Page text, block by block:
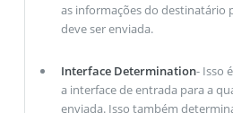
as informações do destinatário
deve ser enviada.
Interface Determination- Isso
a interface de entrada para a
enviada. Isso também